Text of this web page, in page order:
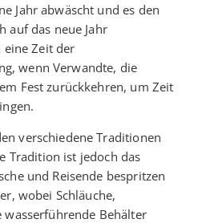
Jahr abwäscht und es den
auf das neue Jahr
eine Zeit der
wenn Verwandte, die
Fest zurückkehren, um Zeit
verschiedene Traditionen
Tradition ist jedoch das
und Reisende bespritzen
wobei Schläuche,
Behälter